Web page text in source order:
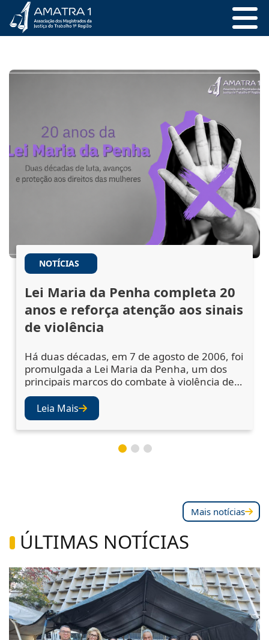
NOTÍCIAS
Lei Maria da Penha completa 20
anos e reforça atenção aos sinais
de violência
Há duas décadas, em 7 de agosto de 2006, foi
promulgada a Lei Maria da Penha, um dos
principais marcos do combate à violência de
gênero no Brasil. A legislação ampliou os
mecanismos de prevenção, acolhimento das
vítimas e punição dos agressores, mas
também abriu os olhos da sociedade e das
instituições para a importância de se atentar
aos sinais de violência. Juízes e desembargad
Leia Mais
Mais notícias
ÚLTIMAS NOTÍCIAS